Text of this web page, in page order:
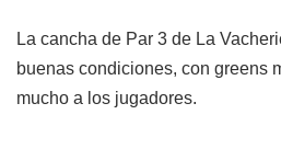
La cancha de Par 3 de La
buenas condiciones, con greens
mucho a los jugadores.